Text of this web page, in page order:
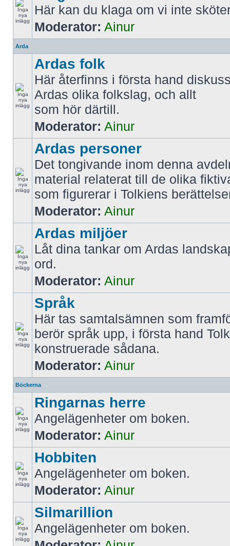
Här kan du klaga om vi inte
Moderator: Ainur
Arda
Ardas folk
Här återfinns i första hand
Ardas olika folkslag, och allt
som hör därtill.
Moderator: Ainur
Ardas personer
Det tongivande inom denna
material relaterat till de olika
som figurerar i Tolkiens
Moderator: Ainur
Ardas miljöer
Låt dina tankar om Ardas
ord.
Moderator: Ainur
Språk
Här tas samtalsämnen som
berör språk upp, i första hand
konstruerade sådana.
Moderator: Ainur
Böckerna
Ringarnas herre
Angelägenheter om boken.
Moderator: Ainur
Hobbiten
Angelägenheter om boken.
Moderator: Ainur
Silmarillion
Angelägenheter om boken.